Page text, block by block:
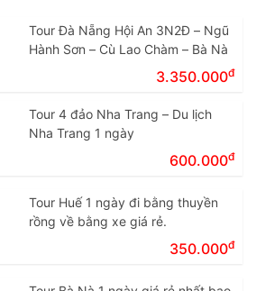
Tour Đà Nẵng Hội An 3N2Đ – Ngũ
Hành Sơn – Cù Lao Chàm – Bà Nà
3.350.000đ
Tour 4 đảo Nha Trang – Du lịch
Nha Trang 1 ngày
600.000đ
Tour Huế 1 ngày đi bằng thuyền
rồng về bằng xe giá rẻ.
350.000đ